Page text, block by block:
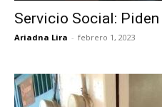
Servicio Social:
Ariadna Lira - febrero 1, 2023